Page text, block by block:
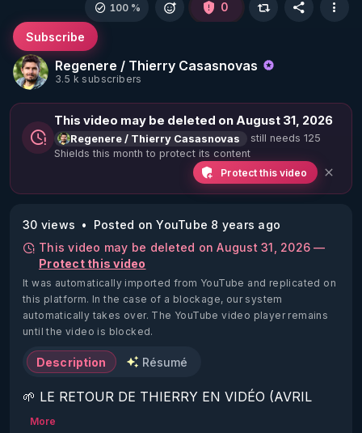
Regenere / Thierry Casasnovas
3.5 k subscribers
Subscribe
100 % 0
This video may be deleted on August 31, 2026
Regenere / Thierry Casasnovas
still needs 125
Shields this month to protect its content
Protect this video
30 views
Posted on YouTube 8 years ago
This video may be deleted on August 31, 2026 —
Protect this video
It was automatically imported from YouTube and replicated on
this platform. In the case of a blockage, our system
automatically takes over. The YouTube video player remains
until the video is blocked.
Description Résumé
🌱 LE RETOUR DE THIERRY EN VIDÉO (AVRIL
2022)!
More